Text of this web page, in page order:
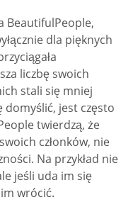
BeautifulPeople,
dla pięknych
liczbę swoich
stali się mniej
domyślić, jest często
twierdzą, że
członków, nie
Na przykład nie
jeśli uda im się
wrócić.